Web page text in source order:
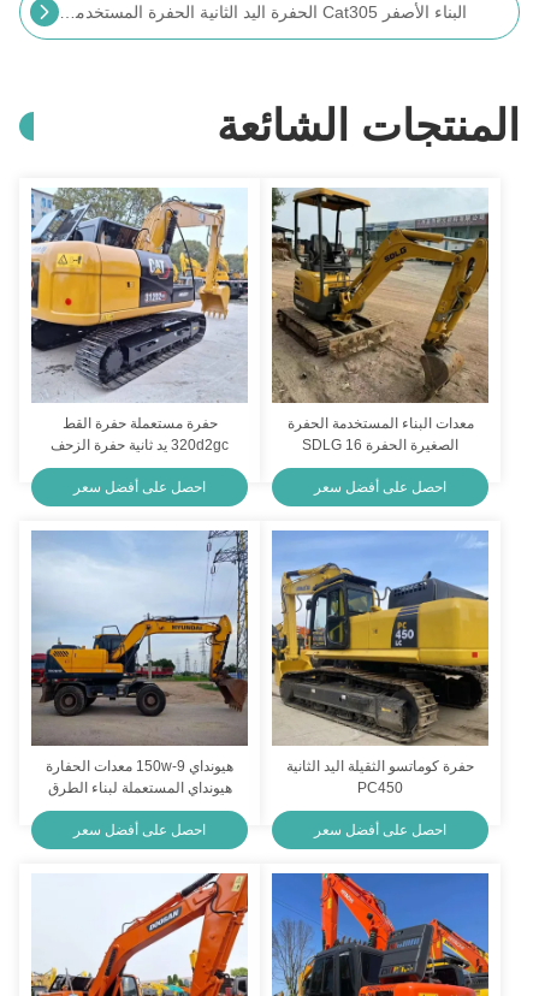
حفرة الطرق المستخدمة CAT306E حفرة CAT مستعملة 5795kg
الشائعة
معدات البناء المستخدمة الحفرة
الصغيرة الحفرة SDLG 16
85kW لعمل التعدين
احصل على أفضل سعر
حفرة مستعملة حفرة القط
320d2gc يد ثانية حفرة الزحف
مع محرك قوي
احصل على أفضل سعر
حفرة كوماتسو الثقيلة اليد الثانية
PC450
احصل على أفضل سعر
هيونداي 150w-9 معدات الحفارة
هيونداي المستعملة لبناء الطرق
احصل على أفضل سعر